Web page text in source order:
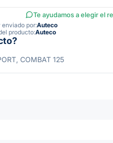
Te ayudamos a elegir el
enviado por:Auteco
producto:Auteco
COMBAT 125